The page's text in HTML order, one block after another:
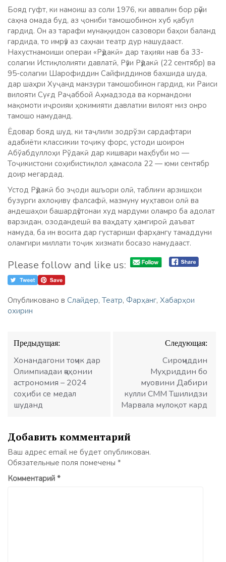
Бояд гуфт, ки намоиш аз соли 1976, ки аввалин бор рӯйи
саҳна омада буд, аз ҷониби тамошобинон хуб қабул
гардид. Он аз тарафи мунаққидон сазовори баҳои баланд
гардида, то имрӯз аз саҳнаи театр дур нашудааст.
Нахустнамоиши операи «Рӯдакӣ» дар таҳияи нав ба 33-
солагии Истиқлолияти давлатӣ, Рӯзи Рӯдакӣ (22 сентябр) ва
95-солагии Шарофиддин Сайфиддинов бахшида шуда,
дар шаҳри Хуҷанд манзури тамошобинон гардид, ки Раиси
вилояти Суғд Раҷаббой Аҳмадзода ва кормандони
мақомоти иҷроияи ҳокимияти давлатии вилоят низ онро
тамошо намуданд.
Ёдовар бояд шуд, ки таҷлили зодрўзи сардафтари
адабиёти классикии тоҷику форс, устоди шоирон
Абўабдуллоҳи Рўдакӣ дар кишвари маҳбуби мо —
Тоҷикистони соҳибистиқлол ҳамасола 22 — юми сентябр
доир мегардад.
Устод Рӯдакӣ бо эҷоди ашъори олӣ, таблиғи арзишҳои
бузурги ахлоқиву фалсафӣ, мазмуну муҳтавои олӣ ва
андешаҳои башардӯстонаи худ мардуми оламро ба адолат
варзидан, озодандешӣ ва ваҳдату ҳамгироӣ даъват
намуда, ба ин восита дар густариши фарҳангу тамаддуни
оламгири миллати тоҷик хизмати босазо намудааст.
Please follow and like us:
Опубликовано в Слайдер, Театр, Фарҳанг, Хабарҳои
охирин
Навигация
по
записям
Предыдущая:
Хонандагони тоҷик дар
Олимпиадаи ҷаҳонии
астрономия – 2024
соҳиби се медал
шуданд
Следующая:
Сироҷиддин
Муҳриддин бо
муовини Дабири
кулли СММ Тшилидзи
Марвала мулоқот кард
Добавить комментарий
Ваш адрес email не будет опубликован.
Обязательные поля помечены *
Комментарий *